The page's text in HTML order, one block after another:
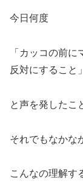
今日何度
「カッコの前
反対にすること」
と声を発したこ
それでもなかな
こんなの理解す